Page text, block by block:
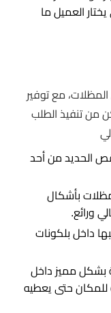
العميل ما
مع توفير
من تنفيذ الطلب
الحديد من أحد
بأشكال
ورائع.
داخل بلكونات
مميز داخل
للمكان حتى يعطيه